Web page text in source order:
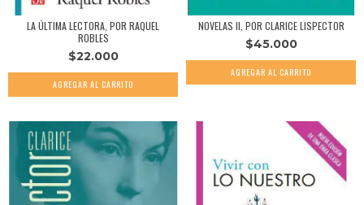
LA ÚLTIMA LECTORA, POR RAQUEL
ROBLES
$22.000
NOVELAS II, POR CLARICE LISPECTOR
$45.000